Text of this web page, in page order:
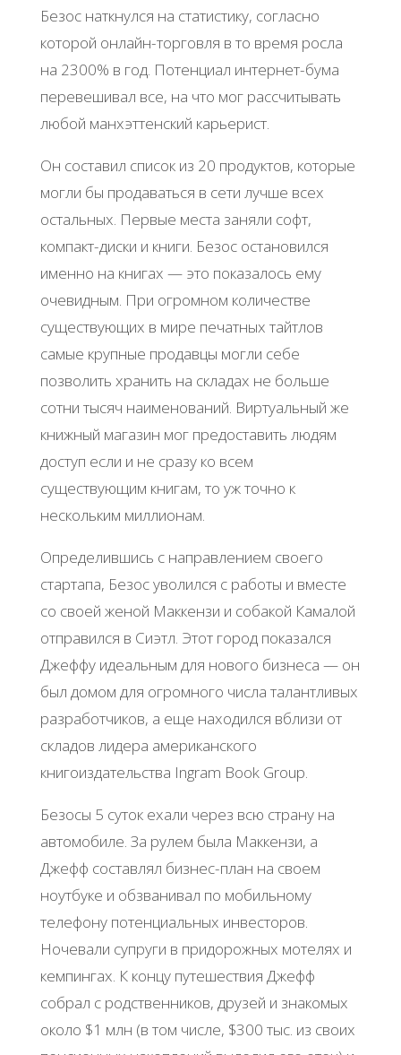
Безос наткнулся на статистику, согласно
которой онлайн-торговля в то время росла
на 2300% в год. Потенциал интернет-бума
перевешивал все, на что мог рассчитывать
любой манхэттенский карьерист.
Он составил список из 20 продуктов, которые
могли бы продаваться в сети лучше всех
остальных. Первые места заняли софт,
компакт-диски и книги. Безос остановился
именно на книгах — это показалось ему
очевидным. При огромном количестве
существующих в мире печатных тайтлов
самые крупные продавцы могли себе
позволить хранить на складах не больше
сотни тысяч наименований. Виртуальный же
книжный магазин мог предоставить людям
доступ если и не сразу ко всем
существующим книгам, то уж точно к
нескольким миллионам.
Определившись с направлением своего
стартапа, Безос уволился с работы и вместе
со своей женой Маккензи и собакой Камалой
отправился в Сиэтл. Этот город показался
Джеффу идеальным для нового бизнеса — он
был домом для огромного числа талантливых
разработчиков, а еще находился вблизи от
складов лидера американского
книгоиздательства Ingram Book Group.
Безосы 5 суток ехали через всю страну на
автомобиле. За рулем была Маккензи, а
Джефф составлял бизнес-план на своем
ноутбуке и обзванивал по мобильному
телефону потенциальных инвесторов.
Ночевали супруги в придорожных мотелях и
кемпингах. К концу путешествия Джефф
собрал с родственников, друзей и знакомых
около $1 млн (в том числе, $300 тыс. из своих